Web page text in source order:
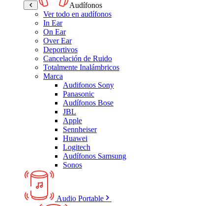
Audífonos
Ver todo en audífonos
In Ear
On Ear
Over Ear
Deportivos
Cancelación de Ruido
Totalmente Inalámbricos
Marca
Audifonos Sony
Panasonic
Audífonos Bose
JBL
Apple
Sennheiser
Huawei
Logitech
Audífonos Samsung
Sonos
Audio Portable